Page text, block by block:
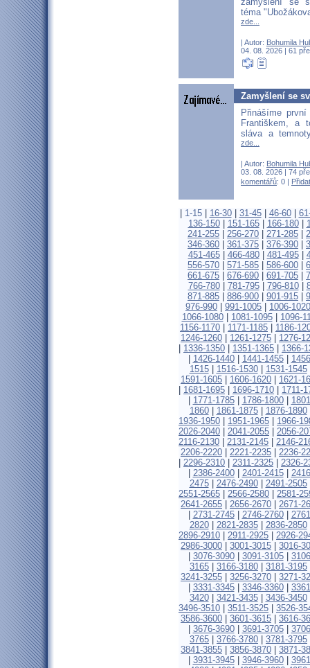
téma
zde...
| Autor: Bohumila
04. 08. 2026 | 61
Zamyšlení se
Přinášíme
Františkem, a
sláva a
zde...
| Autor: Bohumila
03. 08. 2026 | 74
komentářů: 0 |
1-15| 16-30| 31-45| 46-60|
136-150| 151-165| 166-180|
241-255
256-270 271-285
346-360
361-375 376-390
451-465| 466-480| 481-495|
556-570
571-585 586-600
661-675
676-690 691-705
766-780| 781-795| 796-810|
871-885
886-900 901-915
976-990
991-1005
1006-1020
1066-1080| 1081-1095| 1096-
1156-1170
1171-1185
1186-
1246-1260
1261-1275
1276-
1336-1350 1351-1365
1366-
1426-1440| 1441-1455|
1515| 1516-1530| 1531-1545
1591-1605
1606-1620
1621-
1681-1695 1696-1710
1711-
1771-1785| 1786-1800|
1860| 1861-1875| 1876-1890
1936-1950
1951-1965
1966-
2026-2040
2041-2055
2056-
2116-2130
2131-2145
2146-
2206-2220
2221-2235
2236-
2296-2310 2311-2325
2326-
2386-2400| 2401-2415|
2475| 2476-2490| 2491-2505
2551-2565
2566-2580
2581-
2641-2655
2656-2670
2671-
2731-2745| 2746-2760|
2820| 2821-2835| 2836-2850
2896-2910
2911-2925
2926-
2986-3000
3001-3015
3016-
3076-3090| 3091-3105|
3165
3166-3180 3181-3195
3241-3255
3256-3270
3271-
3331-3345| 3346-3360|
3420| 3421-3435| 3436-3450
3496-3510
3511-3525
3526-
3586-3600
3601-3615
3616-
3676-3690| 3691-3705|
3765
3766-3780 3781-3795
3841-3855
3856-3870
3871-
3931-3945| 3946-3960|